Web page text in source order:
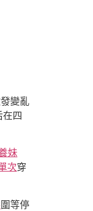
變亂
在四
妹
次穿
圍等停